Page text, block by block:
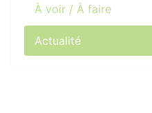
À voir / À faire
Actualité